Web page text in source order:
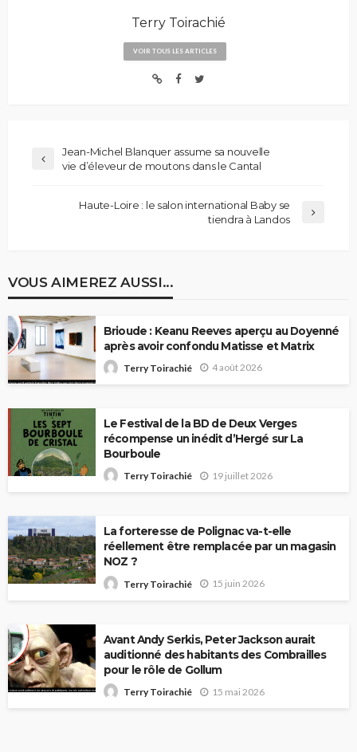
Terry Toirachié
VOIR TOUS LES ARTICLES
Jean-Michel Blanquer assume sa nouvelle
vie d’éleveur de moutons dans le Cantal
Haute-Loire : le salon international Baby se
tiendra à Landos
VOUS AIMEREZ AUSSI...
Brioude : Keanu Reeves aperçu au Doyenné
après avoir confondu Matisse et Matrix
Terry Toirachié 4 août 2026
Le Festival de la BD de Deux Verges
récompense un inédit d’Hergé sur La
Bourboule
Terry Toirachié 19 juillet 2026
La forteresse de Polignac va-t-elle
réellement être remplacée par un magasin
NOZ ?
Terry Toirachié 15 juin 2026
Avant Andy Serkis, Peter Jackson aurait
auditionné des habitants des Combrailles
pour le rôle de Gollum
Terry Toirachié 15 mai 2026